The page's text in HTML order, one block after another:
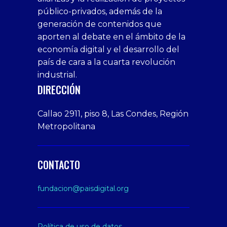
bonus
veren
siteler
1xbet
deneme
bonusu
veren
giriş
1xbet
giriş
tarafbet
giriş
Deneme
bonusu
veren
siteler
on
webcam
Cumshots
Tits
Free
Amateur
Porn
Xxx
Indian
Big
Butt
sex
From
Step
veren
siteler
público-privados, además de la
generación de contenidos que
aporten al debate en el ámbito de la
economía digital y el desarrollo del
país de cara a la cuarta revolución
industrial.
DIRECCIÓN
Callao 2911, piso 8, Las Condes, Región
Metropolitana
CONTACTO
fundacion@paisdigital.org